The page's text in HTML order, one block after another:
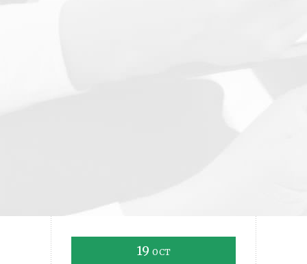
19 OCT